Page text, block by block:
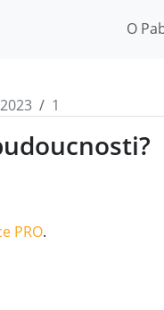
O
2023 1
PRO.